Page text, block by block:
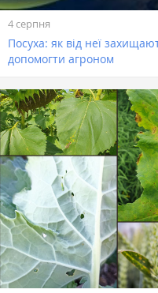
4 серпня
Посуха: як від неї
допомогти агроном